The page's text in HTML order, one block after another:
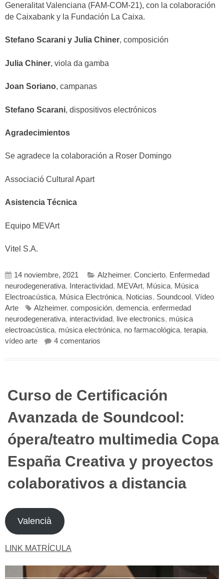
Generalitat Valenciana (FAM-COM-21), con la colaboración
de Caixabank y la Fundación La Caixa.
Stefano Scarani y Julia Chiner, composición
Julia Chiner, viola da gamba
Joan Soriano, campanas
Stefano Scarani, dispositivos electrónicos
Agradecimientos
Se agradece la colaboración a Roser Domingo
Associació Cultural Apart
Asistencia Técnica
Equipo MEVArt
Vitel S.A.
14 noviembre, 2021 Alzheimer, Concierto, Enfermedad
neurodegenerativa, Interactividad, MEVArt, Música, Música
Electroacústica, Música Electrónica, Noticias, Soundcool , Vídeo
Arte
Alzheimer, composición, demencia, enfermedad
neurodegenerativa, interactividad, live electronics, música
electroacústica, música electrónica, no farmacológica, terapia,
vídeo arte
4 comentarios
Curso de Certificación
Avanzada de Soundcool:
ópera/teatro multimedia Copa
España Creativa y proyectos
colaborativos a distancia
Valencià
LINK MATRÍCULA